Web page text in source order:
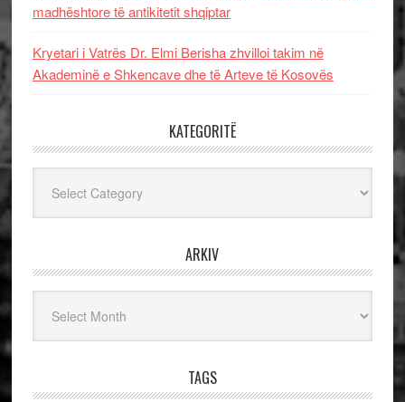
madhështore të antikitetit shqiptar
Kryetari i Vatrës Dr. Elmi Berisha zhvilloi takim në
Akademinë e Shkencave dhe të Arteve të Kosovës
KATEGORITË
ARKIV
TAGS